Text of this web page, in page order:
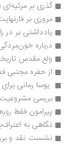
گذری بر مرثیه‌ای بر
مروری بر فارنهایت 451 | آرش رحمانی
یادداشتی بر در راه (در
درباره خون‌مردگی |
ولع مقدس تاریخی در
از حفره مجتبی فدایی
یوسا رمانی برای
بررسی مشروعیت اختلاف در
پیرامون فقط
نگاهی به اعتراف‌باز |
نشست نقد و بررسی